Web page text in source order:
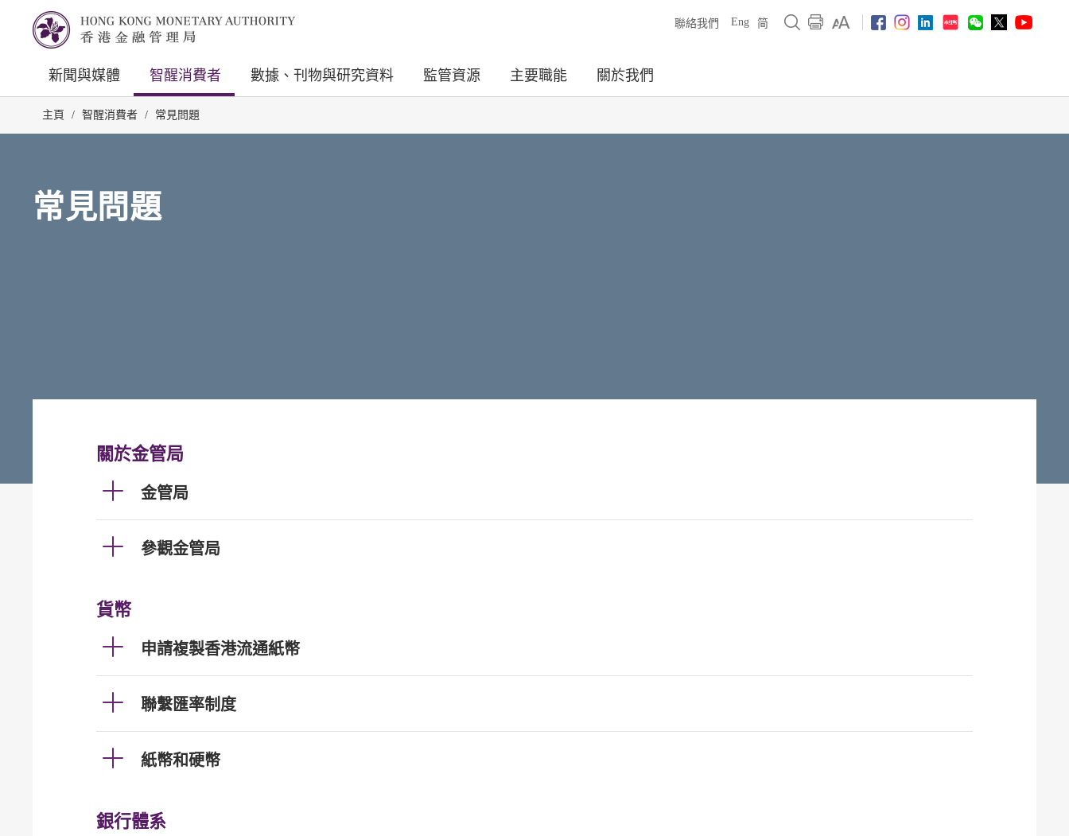
聯絡我們 Eng 简
新聞與媒體 智醒消費者 數據、刊物與研究資料 監管資源 主要職能 關於我們
主頁 / 智醒消費者 / 常見問題
常見問題
關於金管局
金管局
參觀金管局
貨幣
申請複製香港流通紙幣
聯繫匯率制度
紙幣和硬幣
銀行體系